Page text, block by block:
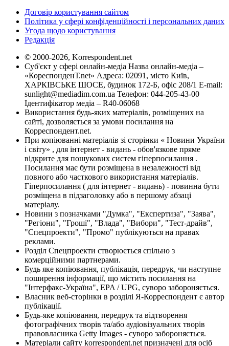
Договір користування сайтом
Політика у сфері конфіденційності і персональних даних
Угода щодо користування
Редакція
© 2000-2026, Korrespondent.net
Суб'єкт у сфері онлайн-медіа Назва онлайн-медіа –
«КореспонденТ.net» Адреса: 02091, місто Київ,
ХАРКІВСЬКЕ ШОСЕ, будинок 172-Б, офіс 208/1 E-mail:
sunlight@mediadim.com.ua Телефон: 044-205-43-00
Ідентифікатор медіа – R40-06068
Використання будь-яких матеріалів, розміщених на
сайті, дозволяється за умови посилання на
Корреспондент.net.
При копіюванні матеріалів зі сторінки « Новини України
і світу» , для інтернет - видань - обов'язкове пряме
відкрите для пошукових систем гіперпосилання .
Посилання має бути розміщена в незалежності від
повного або часткового використання матеріалів.
Гіперпосилання ( для інтернет - видань) - повинна бути
розміщена в підзаголовку або в першому абзаці
матеріалу.
Новини з позначками "Думка", "Експертиза", "Заява",
"Регіони", "Гроші", "Влада", "Вибори", "Тест-драйв",
"Спецпроекти", "Промо" публікуються на правах
реклами.
Розділ Спецпроекти створюється спільно з
комерційними партнерами.
Будь яке копіювання, публікація, передрук, чи наступне
поширення інформації, що містить посилання на
"Інтерфакс-Україна", EPA / UPG, суворо забороняється.
Власник веб-сторінки в розділі Я-Корреспондент є автор
публікації.
Будь-яке копіювання, передрук та відтворення
фотографічних творів та/або аудіовізуальних творів
правовласника Getty Images - суворо забороняється.
Матеріали сайту korrespondent.net призначені для осіб